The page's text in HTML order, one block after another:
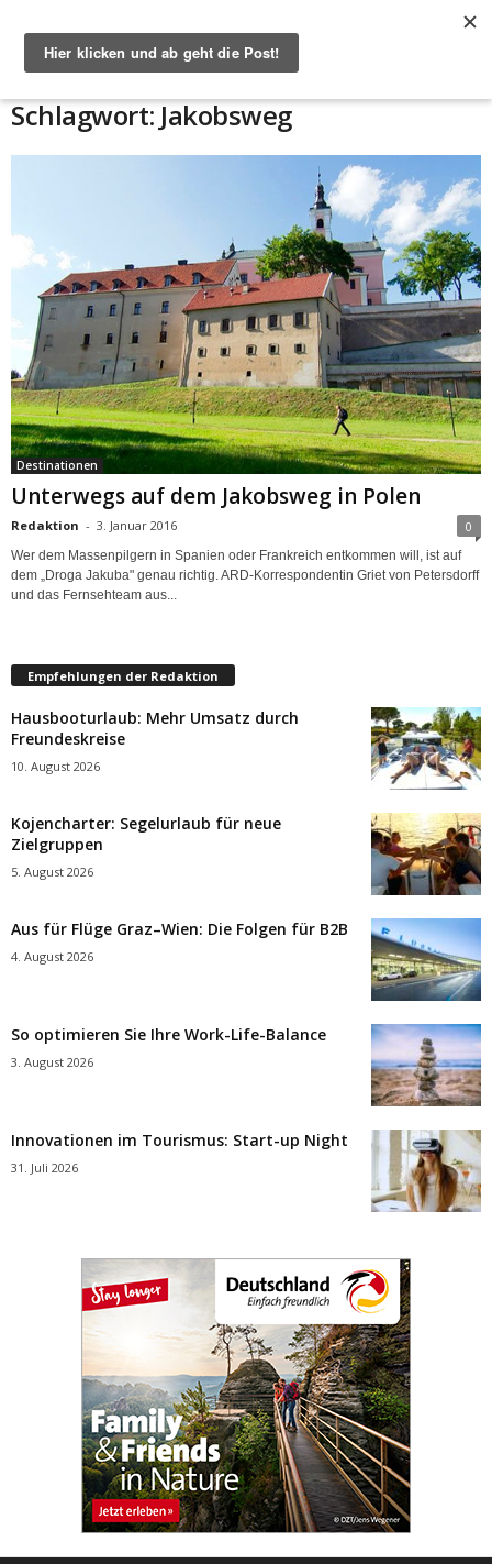
Schlagwort: Jakobsweg
Destinationen
Unterwegs auf dem Jakobsweg in Polen
Redaktion - 3. Januar 2016 0
Wer dem Massenpilgern in Spanien oder Frankreich entkommen will, ist auf
dem „Droga Jakuba" genau richtig. ARD-Korrespondentin Griet von Petersdorff
und das Fernsehteam aus...
Empfehlungen der Redaktion
Hausbooturlaub: Mehr Umsatz durch
Freundeskreise
10. August 2026
Kojencharter: Segelurlaub für neue
Zielgruppen
5. August 2026
Aus für Flüge Graz–Wien: Die Folgen für B2B
4. August 2026
So optimieren Sie Ihre Work-Life-Balance
3. August 2026
Innovationen im Tourismus: Start-up Night
31. Juli 2026